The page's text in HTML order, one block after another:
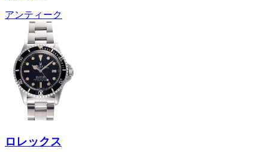
アンティーク
ロレックス